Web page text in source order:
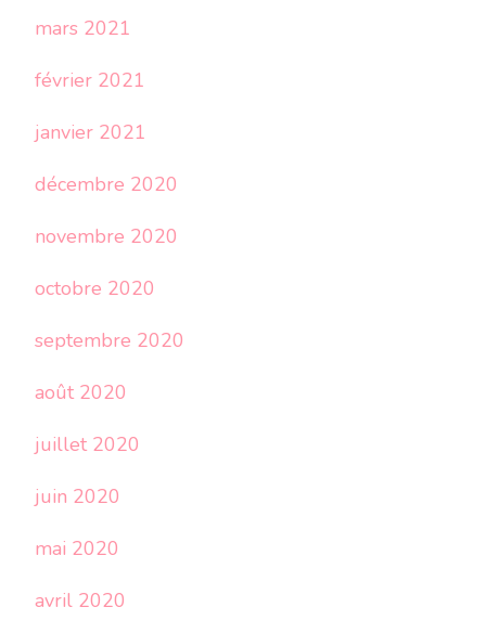
mars 2021
février 2021
janvier 2021
décembre 2020
novembre 2020
octobre 2020
septembre 2020
août 2020
juillet 2020
juin 2020
mai 2020
avril 2020